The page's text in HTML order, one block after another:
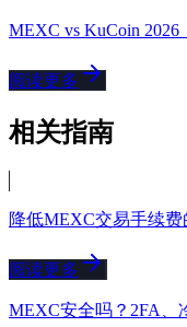
MEXC vs KuCoin
阅读更多
相关指南
降低MEXC交易手续
阅读更多
MEXC安全吗？2FA、